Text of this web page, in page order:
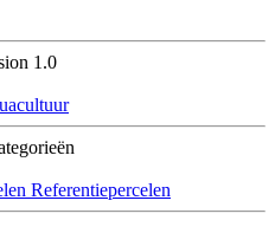
1.0
Referentiepercelen